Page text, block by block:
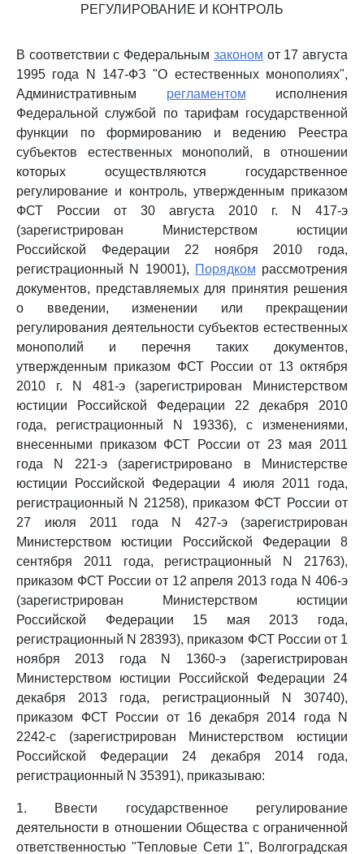
РЕГУЛИРОВАНИЕ И КОНТРОЛЬ
В соответствии с Федеральным законом от 17 августа
1995 года N 147-ФЗ "О естественных монополиях",
Административным регламентом исполнения
Федеральной службой по тарифам государственной
функции по формированию и ведению Реестра
субъектов естественных монополий, в отношении
которых осуществляются государственное
регулирование и контроль, утвержденным приказом
ФСТ России от 30 августа 2010 г. N 417-э
(зарегистрирован Министерством юстиции
Российской Федерации 22 ноября 2010 года,
регистрационный N 19001), Порядком рассмотрения
документов, представляемых для принятия решения
о введении, изменении или прекращении
регулирования деятельности субъектов естественных
монополий и перечня таких документов,
утвержденным приказом ФСТ России от 13 октября
2010 г. N 481-э (зарегистрирован Министерством
юстиции Российской Федерации 22 декабря 2010
года, регистрационный N 19336), с изменениями,
внесенными приказом ФСТ России от 23 мая 2011
года N 221-э (зарегистрировано в Министерстве
юстиции Российской Федерации 4 июля 2011 года,
регистрационный N 21258), приказом ФСТ России от
27 июля 2011 года N 427-э (зарегистрирован
Министерством юстиции Российской Федерации 8
сентября 2011 года, регистрационный N 21763),
приказом ФСТ России от 12 апреля 2013 года N 406-э
(зарегистрирован Министерством юстиции
Российской Федерации 15 мая 2013 года,
регистрационный N 28393), приказом ФСТ России от 1
ноября 2013 года N 1360-э (зарегистрирован
Министерством юстиции Российской Федерации 24
декабря 2013 года, регистрационный N 30740),
приказом ФСТ России от 16 декабря 2014 года N
2242-с (зарегистрирован Министерством юстиции
Российской Федерации 24 декабря 2014 года,
регистрационный N 35391), приказываю:
1. Ввести государственное регулирование
деятельности в отношении Общества с ограниченной
ответственностью "Тепловые Сети 1", Волгоградская